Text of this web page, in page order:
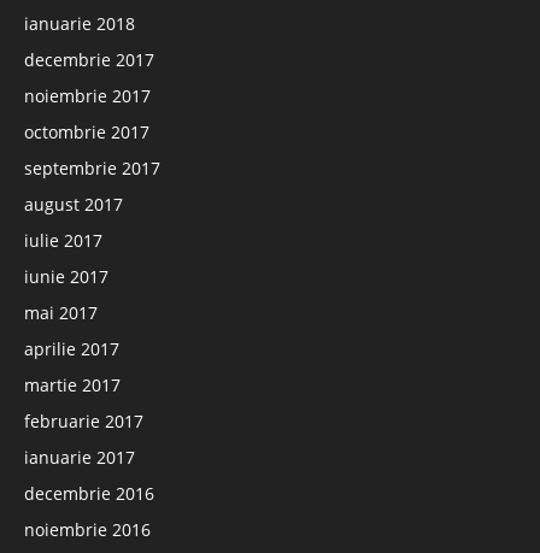
ianuarie 2018
decembrie 2017
noiembrie 2017
octombrie 2017
septembrie 2017
august 2017
iulie 2017
iunie 2017
mai 2017
aprilie 2017
martie 2017
februarie 2017
ianuarie 2017
decembrie 2016
noiembrie 2016